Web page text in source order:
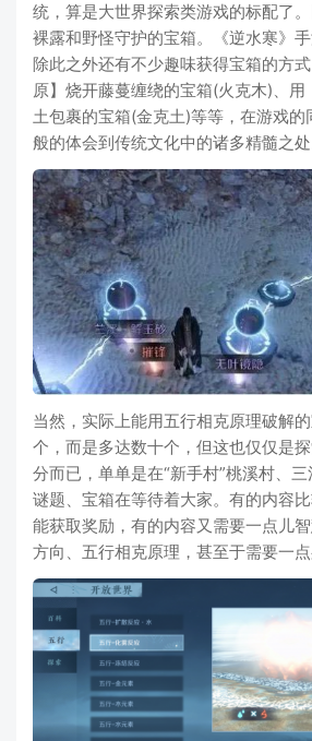
统，算是大世界探索类游戏的标配了
裸露和野怪守护的宝箱。《逆水寒》
除此之外还有不少趣味获得宝箱的方
原】烧开藤蔓缠绕的宝箱(火克木)、
土包裹的宝箱(金克土)等等，在游戏
般的体会到传统文化中的诸多精髓之处
当然，实际上能用五行相克原理破解
个，而是多达数十个，但这也仅仅是
分而已，单单是在“新手村”桃溪村、
谜题、宝箱在等待着大家。有的内容
能获取奖励，有的内容又需要一点儿
方向、五行相克原理，甚至于需要一点